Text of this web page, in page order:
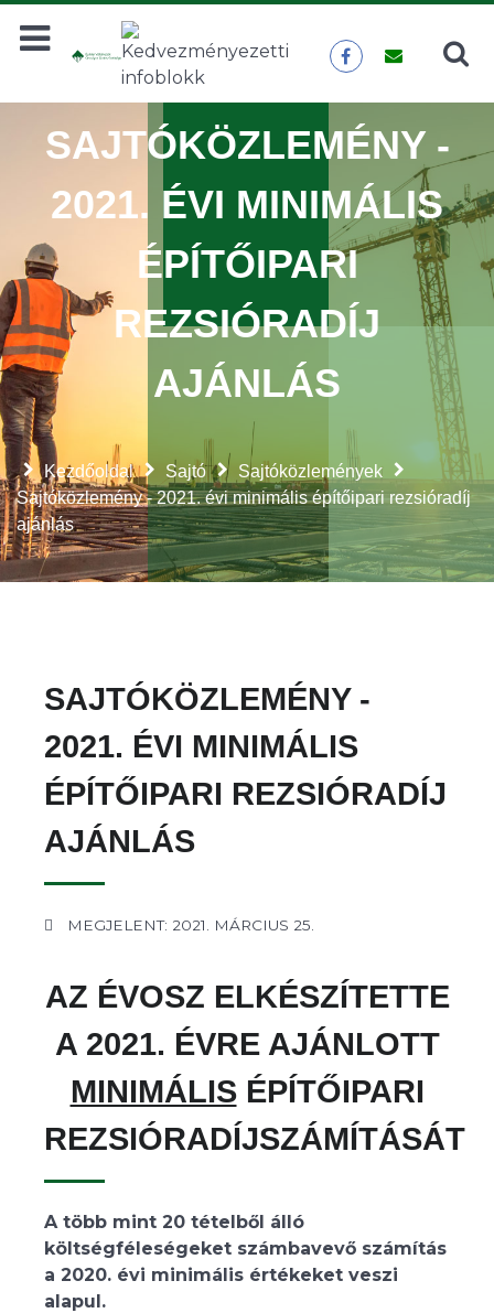
Keresés KERESÉS
Kezdőoldal Sajtó
Sajtóközlemények
Sajtóközlemény - 2021. évi minimális építőipari rezsióradíj
ajánlás
SAJTÓKÖZLEMÉNY -
2021. ÉVI MINIMÁLIS
ÉPÍTŐIPARI
REZSIÓRADÍJ
AJÁNLÁS
SAJTÓKÖZLEMÉNY -
2021. ÉVI MINIMÁLIS
ÉPÍTŐIPARI REZSIÓRADÍJ
AJÁNLÁS
MEGJELENT: 2021. MÁRCIUS 25.
AZ ÉVOSZ ELKÉSZÍTETTE
A 2021. ÉVRE AJÁNLOTT
MINIMÁLISÉPÍTŐIPARI
REZSIÓRADÍJSZÁMÍTÁSÁT
A több mint 20 tételből álló
költségféleségeket számbavevő számítás
a 2020. évi minimális értékeket veszi
alapul.